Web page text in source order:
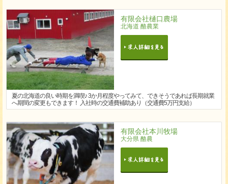
有限会社樋口農場
北海道 酪農業
夏の北海道の良い時期を満喫♪ 3か月程度やってみて、できそうであれば長期就業
へ期間の変更もできます！ 入社時の交通費補助あり（交通費5万円支給）
有限会社本川牧場
大分県 酪農